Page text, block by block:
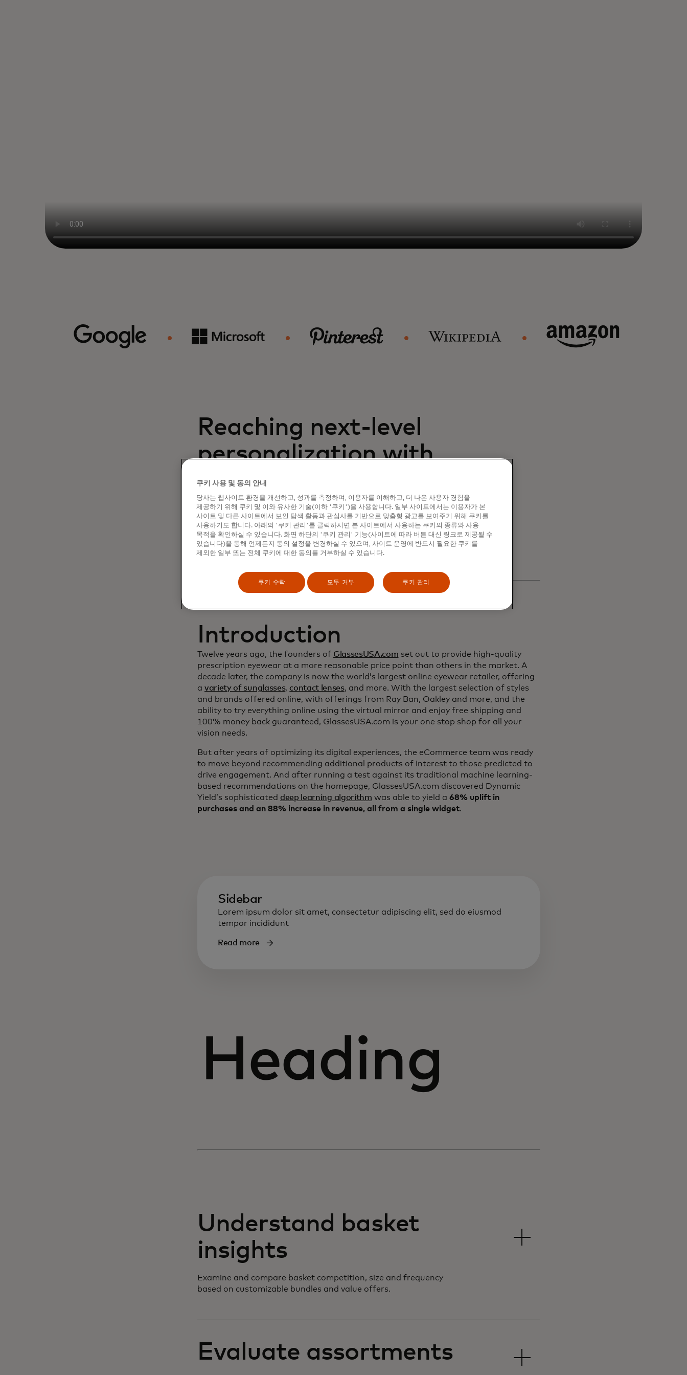
Reaching next-level
personalization with
Dynamic Yield to deepen
customer relationships and
increase sales
Introduction
Twelve years ago, the founders of GlassesUSA.com set out to provide high-quality
prescription eyewear at a more reasonable price point than others in the market. A
decade later, the company is now the world’s largest online eyewear retailer, offering
a variety of sunglasses, contact lenses, and more. With the largest selection of styles
and brands offered online, with offerings from Ray Ban, Oakley and more, and the
ability to try everything online using the virtual mirror and enjoy free shipping and
100% money back guaranteed, GlassesUSA.com is your one stop shop for all your
vision needs.
But after years of optimizing its digital experiences, the eCommerce team was ready
to move beyond recommending additional products of interest to those predicted to
drive engagement. And after running a test against its traditional machine learning-
based recommendations on the homepage, GlassesUSA.com discovered Dynamic
Yield’s sophisticated deep learning algorithm was able to yield a 68% uplift in
purchases and an 88% increase in revenue, all from a single widget.
Sidebar
Lorem ipsum dolor sit amet, consectetur adipiscing elit, sed do eiusmod
tempor incididunt
Read more
Heading
Understand basket
insights
Examine and compare basket competition, size and frequency
based on customizable bundles and value offers.
Evaluate assortments
쿠키 사용 및 동의 안내
당사는 웹사이트 환경을 개선하고, 성과를 측정하며, 이용자를 이해하고, 더 나은 사용자 경험을
제공하기 위해 쿠키 및 이와 유사한 기술(이하 '쿠키')을 사용합니다. 일부 사이트에서는 이용자가 본
사이트 및 다른 사이트에서 보인 탐색 활동과 관심사를 기반으로 맞춤형 광고를 보여주기 위해 쿠키를
사용하기도 합니다. 아래의 '쿠키 관리'를 클릭하시면 본 사이트에서 사용하는 쿠키의 종류와 사용
목적을 확인하실 수 있습니다. 화면 하단의 '쿠키 관리' 기능(사이트에 따라 버튼 대신 링크로 제공될 수
있습니다)을 통해 언제든지 동의 설정을 변경하실 수 있으며, 사이트 운영에 반드시 필요한 쿠키를
제외한 일부 또는 전체 쿠키에 대한 동의를 거부하실 수 있습니다.
쿠키 수락 모두 거부 쿠키 관리